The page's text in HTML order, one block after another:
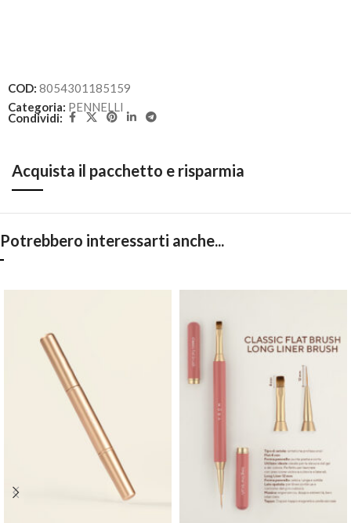
COD: 8054301185159
Categoria: PENNELLI
Condividi:
Acquista il pacchetto e risparmia
Potrebbero interessarti anche...